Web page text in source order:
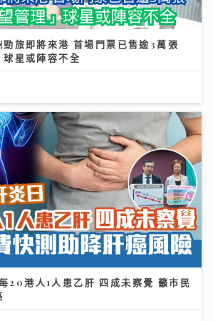
勁旅即將來港 首場門票已售逾3萬張
星或陣容不全
20港人1人患乙肝 四成未察覺 籲市民